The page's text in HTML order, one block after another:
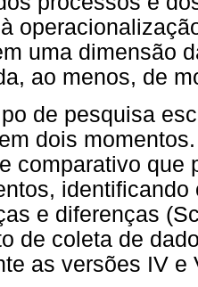
uma dimensão
ao menos, de
de pesquisa
dois
comparativo que
e diferenças
de coleta de
as versões IV e